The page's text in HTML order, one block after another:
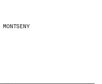
MONTSENY